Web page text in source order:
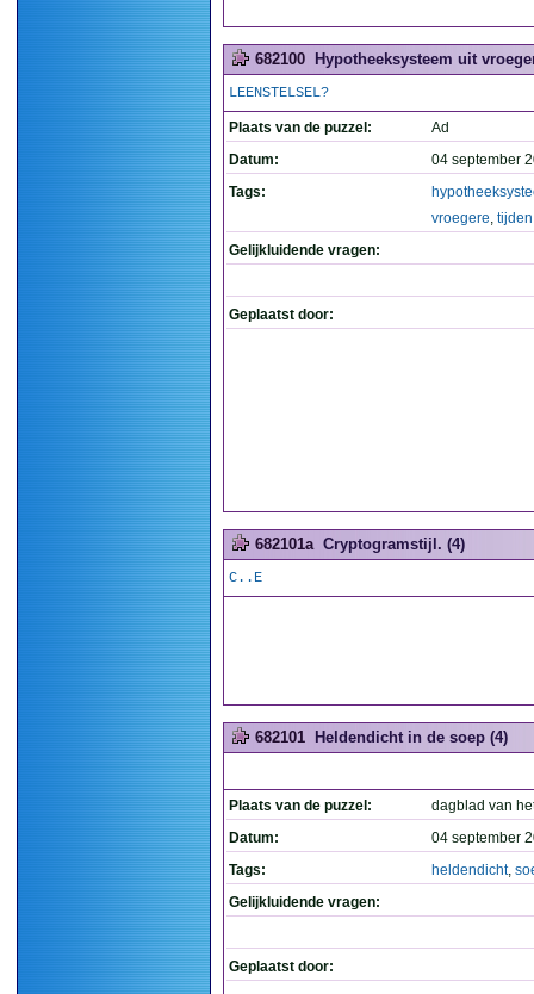
682100 Hypotheeksysteem uit
LEENSTELSEL?
Plaats van de puzzel:
Ad
Datum:
04 september
Tags:
vroegere, tijden
Gelijkluidende vragen:
Geplaatst door:
682101a Cryptogramstijl. (4)
C..E
682101 Heldendicht in de soep (4)
Plaats van de puzzel:
dagblad van
Datum:
04 september
Tags:
heldendicht,
Gelijkluidende vragen:
Geplaatst door: